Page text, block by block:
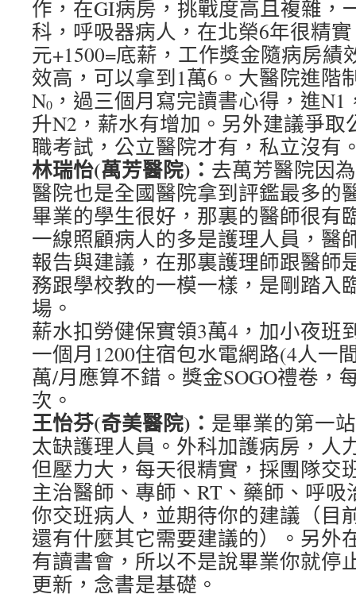
作，在GI病房，挑戰度高且複雜，
科，呼吸器病人，在北榮6年很精
元+1500=底薪，工作獎金隨病房績
效高，可以拿到1萬6。大醫院進階
N0 ，過三個月寫完讀書心得，進
升N2，薪水有增加。另外建議爭取
職考試，公立醫院才有，私立沒有
林瑞怡(萬芳醫院)： 去萬芳醫院因
醫院也是全國醫院拿到評鑑最多的
畢業的學生很好，那裏的醫師很有
一線照顧病人的多是護理人員，醫
報告與建議，在那裏護理師跟醫師
務跟學校教的一模一樣，是剛踏入
場。
薪水扣勞健保實領3萬4，加小夜班
一個月1200住宿包水電網路(4人一
萬/月應算不錯。獎金SOGO禮卷，
次。
王怡芬(奇美醫院)： 是畢業的第一
太缺護理人員。外科加護病房，人
但壓力大，每天很精實，採團隊交
主治醫師、專師、RT、藥師、呼
你交班病人，並期待你的建議（目
還有什麼其它需要建議的）。另外
有讀書會，所以不是說畢業你就停
更新，念書是基礎。